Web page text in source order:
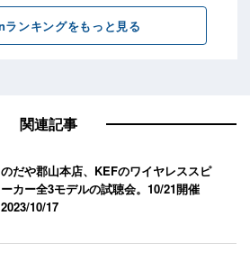
関連記事
のだや郡山本店、KEFのワイヤレススピ
ーカー全3モデルの試聴会。10/21開催
2023/10/17